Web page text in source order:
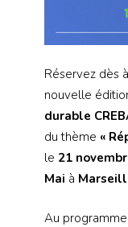
Réservez dès
nouvelle
durable
du thème «
le 21
Mai à
Au programme